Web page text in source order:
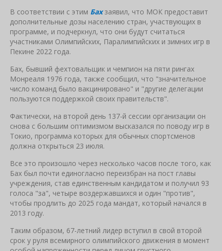
В соответствии с этим Бахзаявил, что МОК предоставит
дополнительные дозы населению стран, участвующих в
программе, и подчеркнул, что они будут считаться
участниками Олимпийских, Паралимпийских и зимних игр в
Пекине 2022 года.
Бах, бывший фехтовальщик и чемпион на пяти рингах
Монреаля 1976 года, также сообщил, что "значительное
число команд было вакцинировано" и "другие делегации
пользуются поддержкой своих правительств".
Фактически, на второй день 137-й сессии организации он
снова с большим оптимизмом высказался по поводу игр в
Токио, программа которых для обычных спортсменов
должна открыться 23 июля.
Все это произошло через несколько часов после того, как
Бах был почти единогласно переизбран на пост главы
учреждения, став единственным кандидатом и получил 93
голоса "за", четыре воздержавшихся и один "против",
чтобы продлить до 2025 года мандат, который начался в
2013 году.
Таким образом, 67-летний лидер вступил в свой второй
срок у руля всемирного олимпийского движения в момент